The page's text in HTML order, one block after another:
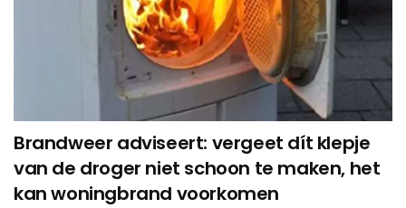
Brandweer adviseert: vergeet dít klepje
van de droger niet schoon te maken, het
kan woningbrand voorkomen